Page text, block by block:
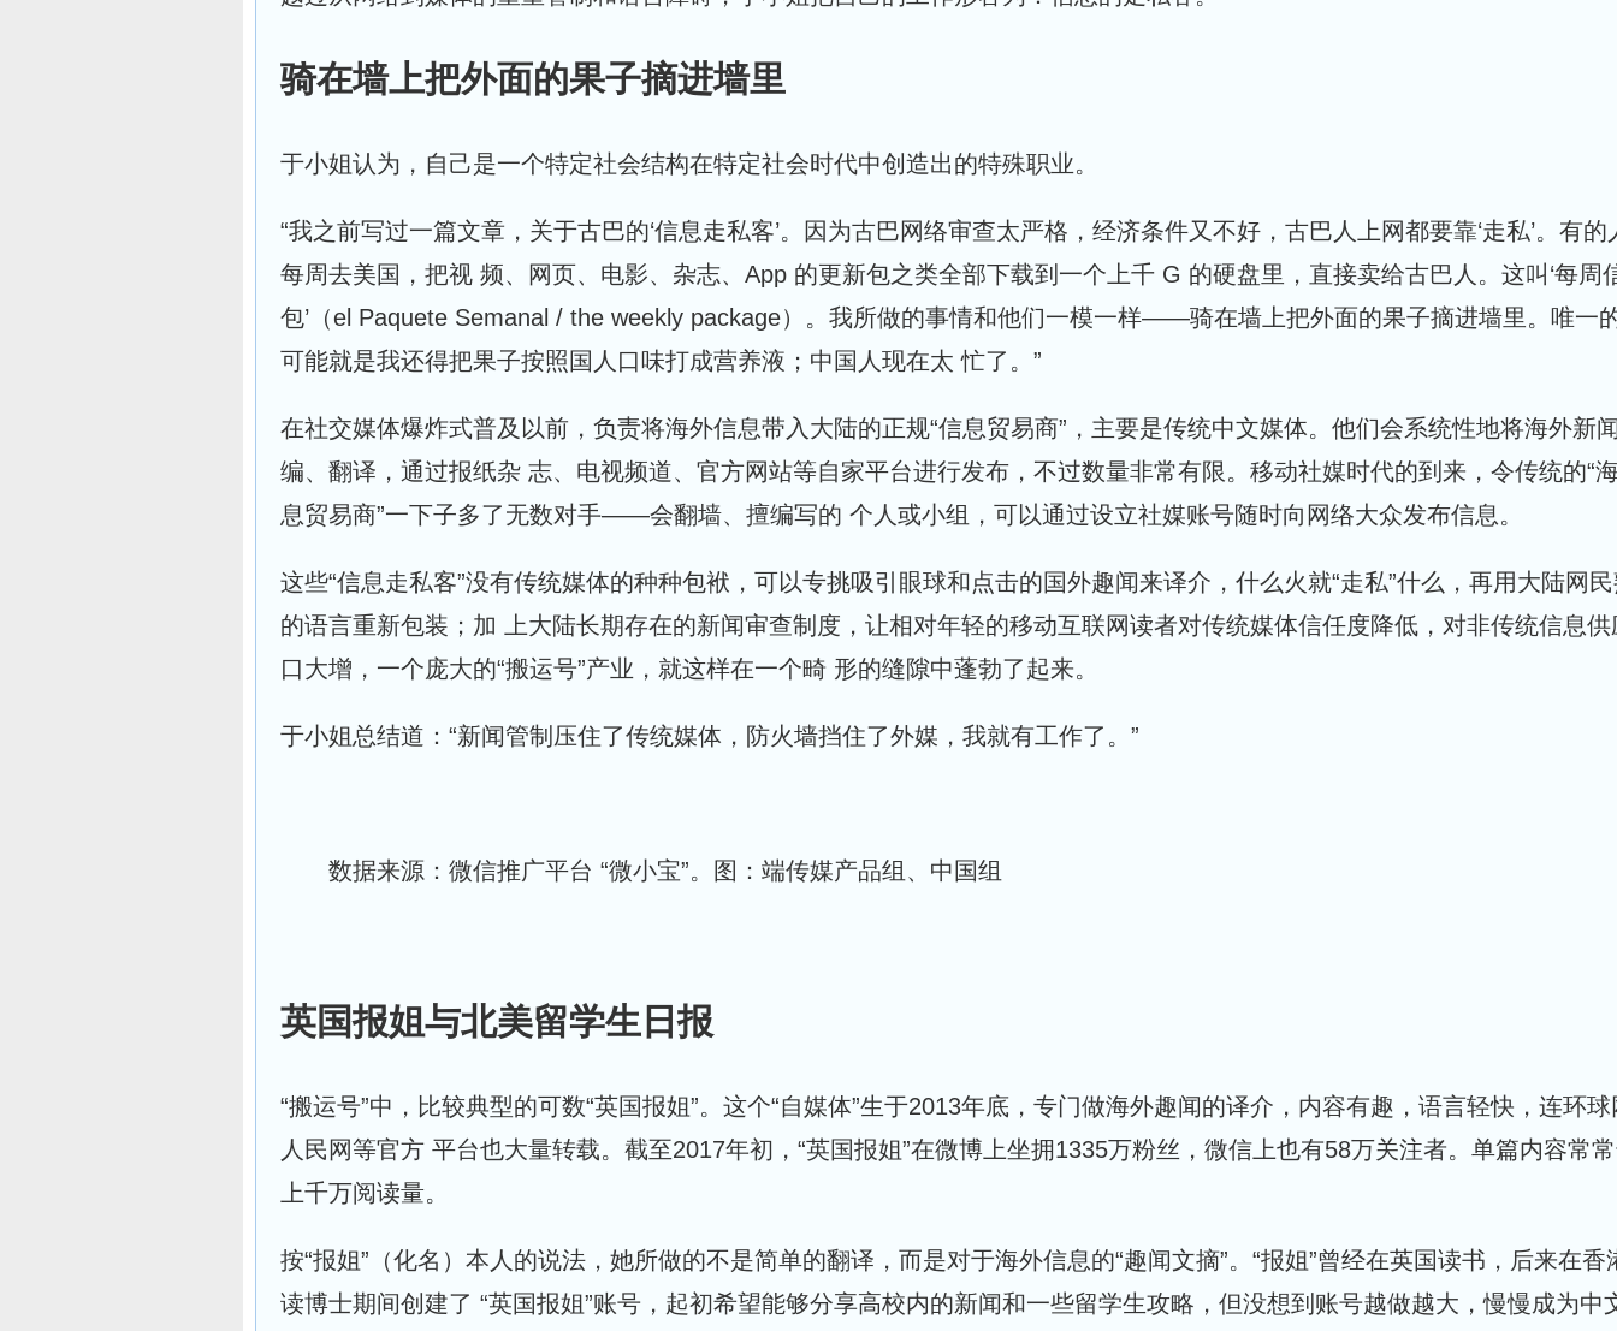
骑在墙上把外面的果子摘进墙里
于小姐认为，自己是一个特定社会结构在特定社会时代中创造出的特殊职业。
“我之前写过一篇文章，关于古巴的‘信息走私客’。因为古巴网络审查太严格，经济条件又不好，古巴人上网都要靠‘走私’。有的
每周去美国，把视 频、网页、电影、杂志、App 的更新包之类全部下载到一个上千 G 的硬盘里，直接卖给古巴人。这叫‘每周
包’（el Paquete Semanal / the weekly package）。我所做的事情和他们一模一样——骑在墙上把外面的果子摘进墙里。唯一
可能就是我还得把果子按照国人口味打成营养液；中国人现在太 忙了。”
在社交媒体爆炸式普及以前，负责将海外信息带入大陆的正规“信息贸易商”，主要是传统中文媒体。他们会系统性地将海外新
编、翻译，通过报纸杂 志、电视频道、官方网站等自家平台进行发布，不过数量非常有限。移动社媒时代的到来，令传统的“
息贸易商”一下子多了无数对手——会翻墙、擅编写的 个人或小组，可以通过设立社媒账号随时向网络大众发布信息。
这些“信息走私客”没有传统媒体的种种包袱，可以专挑吸引眼球和点击的国外趣闻来译介，什么火就“走私”什么，再用大陆网
的语言重新包装；加 上大陆长期存在的新闻审查制度，让相对年轻的移动互联网读者对传统媒体信任度降低，对非传统信息供
口大增，一个庞大的“搬运号”产业，就这样在一个畸 形的缝隙中蓬勃了起来。
于小姐总结道：“新闻管制压住了传统媒体，防火墙挡住了外媒，我就有工作了。”
数据来源：微信推广平台 “微小宝”。 图：端传媒产品组、中国组
英国报姐与北美留学生日报
“搬运号”中，比较典型的可数“英国报姐”。这个“自媒体”生于2013年底，专门做海外趣闻的译介，内容有趣，语言轻快，连环
人民网等官方 平台也大量转载。截至2017年初，“英国报姐”在微博上坐拥1335万粉丝，微信上也有58万关注者。单篇内容常
上千万阅读量。
按“报姐”（化名）本人的说法，她所做的不是简单的翻译，而是对于海外信息的“趣闻文摘”。“报姐”曾经在英国读书，后来在香
读博士期间创建了 “英国报姐”账号，起初希望能够分享高校内的新闻和一些留学生攻略，但没想到账号越做越大，慢慢成为中